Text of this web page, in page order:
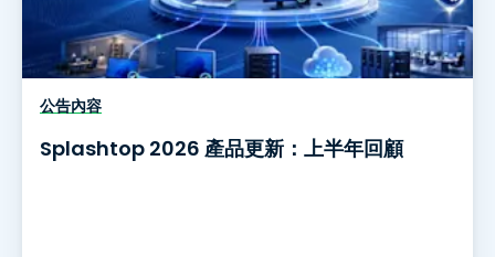
公告內容
Splashtop 2026 產品更新：上半年回顧